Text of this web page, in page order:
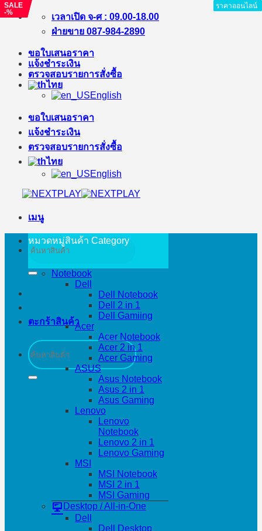
ข้าม
เนื้อหา
เวลาเปิด จ-ศ : 09.00-18.00
ฝ่ายขาย 087-984-2890
ขอใบเสนอราคา
แจ้งชำระเงิน
ตรวจสอบรายการสั่งซื้อ
ไทย
English
ขอใบเสนอราคา
แจ้งชำระเงิน
ตรวจสอบรายการสั่งซื้อ
ไทย
English
เมนู
ค้นหา:
ตะกร้าสินค้า
ค้นหา:
หมวดหมู่สินค้า Category
Notebook
Dell
Dell Notebook
Dell 2 in 1
Dell Gamiing
Acer
Acer Notebook
Acer 2 in 1
Acer Gaming
ASUS
Asus Notebook
Asus 2 in 1
Asus Gaming
Lenovo
Lenovo
Notebook
Lenovo 2 in 1
Lenovo Gaming
MSI
MSI Notebook
MSI 2 in 1
MSI Gaming
Desktop / All-in-One
Dell
Dell Desktop
SALE
-%
ราคาออนไลน์
ราคาออนไลน์
ราคาออนไลน์
SALE
-%
ราคาออนไลน์
ราคาออนไลน์
ราคาออนไลน์
ราคาออนไลน์